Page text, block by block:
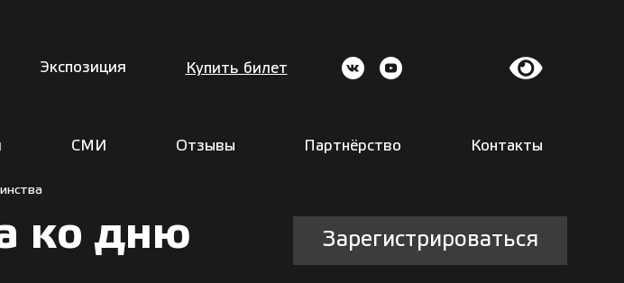
Экспозиция Купить билет
СМИ Отзывы Партнёрство Контакты
ко дню
Зарегистрироваться